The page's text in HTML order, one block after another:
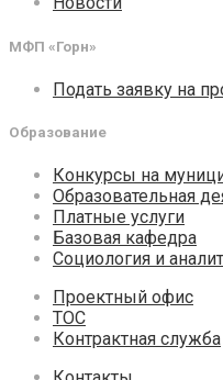
МФП «Горн»
Подать заявку на
Образование
Конкурсы на
Образовательная
Платные услуги
Базовая кафедра
Социология и
Проектный офис
ТОС
Контрактная служба